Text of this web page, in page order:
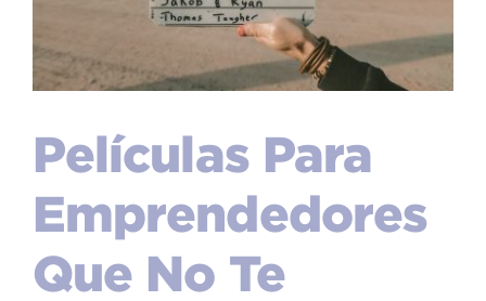
Películas Para
Emprendedores
Que No Te